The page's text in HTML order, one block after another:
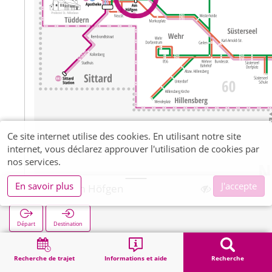
Recherche de trajet Informations et aide Recherche
Tüddern Am Höfgen
Départ Destination
Démarrage Recherche Tüddern Am Höfgen
Ce site internet utilise des cookies. En utilisant notre site
internet, vous déclarez approuver l'utilisation de cookies par
nos services.
En savoir plus
J'accepte